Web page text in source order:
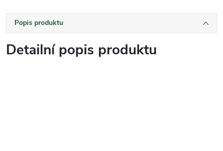
Popis produktu
Detailní popis produktu